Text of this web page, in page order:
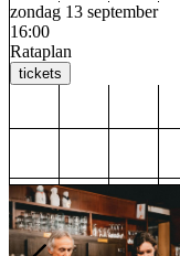
zondag 13 september
16:00
Rataplan
tickets